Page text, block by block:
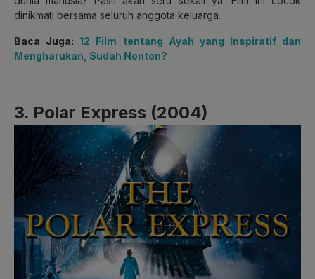
dinikmati bersama seluruh anggota keluarga.
Baca Juga:12 Film tentang Ayah yang Inspiratif dan
Mengharukan, Sudah Nonton?
3. Polar Express (2004)